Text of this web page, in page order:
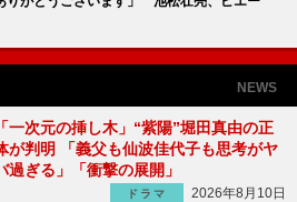
NEWS
「一次元の挿し木」“紫陽”堀田真由の正
が判明 「義父も仙波佳代子も思考がヤ
過ぎる」「衝撃の展開」
ドラマ
2026年8月10日